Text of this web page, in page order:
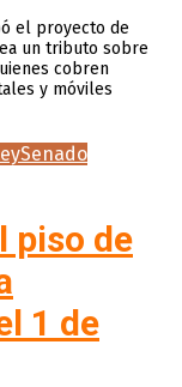
el proyecto de
un tributo sobre
cobren
y móviles
Senado
piso de
1 de